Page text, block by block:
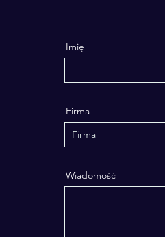
Imię
Firma
Wiadomość